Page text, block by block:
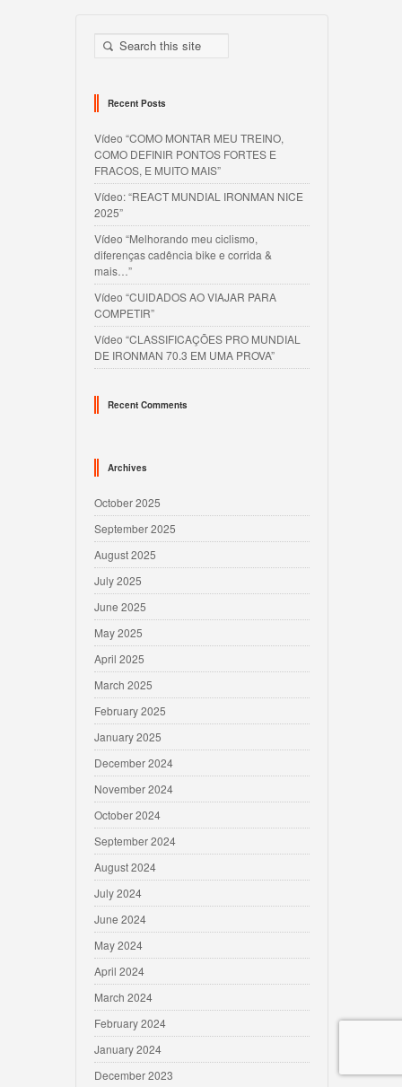
Recent Posts
Vídeo “COMO MONTAR MEU TREINO,
COMO DEFINIR PONTOS FORTES E
FRACOS, E MUITO MAIS”
Vídeo: “REACT MUNDIAL IRONMAN NICE
2025”
Vídeo “Melhorando meu ciclismo,
diferenças cadência bike e corrida &
mais…”
Vídeo “CUIDADOS AO VIAJAR PARA
COMPETIR”
Vídeo “CLASSIFICAÇÕES PRO MUNDIAL
DE IRONMAN 70.3 EM UMA PROVA”
Recent Comments
Archives
October 2025
September 2025
August 2025
July 2025
June 2025
May 2025
April 2025
March 2025
February 2025
January 2025
December 2024
November 2024
October 2024
September 2024
August 2024
July 2024
June 2024
May 2024
April 2024
March 2024
February 2024
January 2024
December 2023